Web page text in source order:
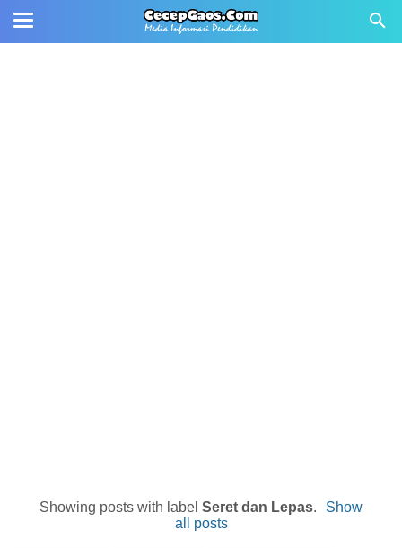
Showing posts with label Seret dan Lepas.
Show
all posts